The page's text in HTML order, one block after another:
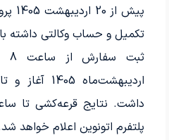
تکمیل و حساب وکالتی داشته
پلتفرم اتونوین اعلام خواهد